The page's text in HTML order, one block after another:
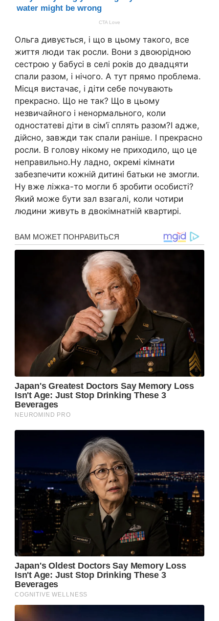
Ольга дивується, і що в цьому такого, все
життя люди так росли. Вони з двоюрідною
сестрою у бабусі в селі років до двадцяти
спали разом, і нічого. А тут прямо проблема.
Місця вистачає, і діти себе почувають
прекрасно. Що не так? Що в цьому
незвичайного і ненормального, коли
одностатеві діти в сім’ї сплять разом?І адже,
дійсно, завжди так спали раніше. І прекрасно
росли. В голову нікому не приходило, що це
неправильно.Ну ладно, окремі кімнати
забезпечити кожній дитині батьки не змогли.
Ну вже ліжка-то могли б зробити особисті?
Який може бути зал взагалі, коли чотири
людини живуть в двокімнатній квартирі.